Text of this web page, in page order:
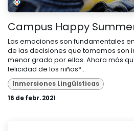
Campus Happy
Las emociones son fundamentales
de las decisiones que tomamos son
menor grado por ellas. Ahora más
felicidad de los niños*...
Inmersiones Lingüísticas
16 de febr. 2021